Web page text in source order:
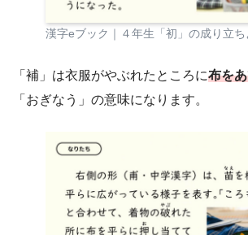
漢字eブック｜４年生「初」の成り立
「補」は衣服がやぶれたところに布を
「おぎなう」の意味になります。